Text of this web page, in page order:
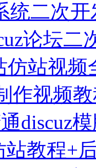
统二次
论坛二
仿站视频
作视频
discuz
站教程+